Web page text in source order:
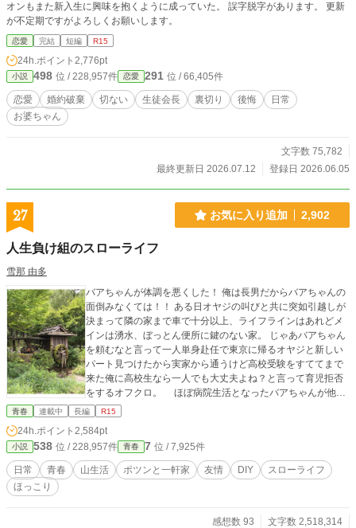
オンもまた新入生に興味を抱くように成っていた。 誤字脱字があります。 更新
が不定期ですがよろしくお願いします。
恋愛 完結 短編 R15
24h.ポイント 2,776pt
小説 498 位 / 228,957件 恋愛 291 位 / 66,405件
恋愛 婚約破棄 切ない 生徒会長 裏切り 後悔
日常
お婆ちゃん
文字数 75,782
最終更新日 2026.07.12
登録日 2026.06.05
27 お気に入り追加 2,902
人生負け組のスローライフ
雪那 由多
バアちゃんが体調を悪くした！ 俺は長男だからバアちゃんの
面倒みなくては！！ ある日オヤジの叫びと共に突如引越しが
決まって隣の家まで車で十分以上、ライフラインはあれどメ
インは湧水、ぼっとん便所に鍵のない家。 じゃあバアちゃん
を頼むなと言って一人単身赴任で東京に帰るオヤジと新しい
パート見つけたから実家から通うけど高校受験をすててまで
来た俺に高校生なら一人でも大丈夫よね？と言って育児拒否
をするオフクロ。 ほぼ病院生活となったバアちゃんが他界
してから築百年以上の古民家で一人引きこもる俺の日常。 ―
ム小説大賞 読者賞を頂きました！ 皆様の応援ありがとうご
ざいます！ ――――――――――――――――――――――
青春 連載中 長編 R15
24h.ポイント 2,584pt
小説 538 位 / 228,957件 青春 7 位 / 7,925件
日常 青春 山生活 ポツンと一軒家 友情 DIY
スローライフ
ほっこり
感想数 93
文字数 2,518,314